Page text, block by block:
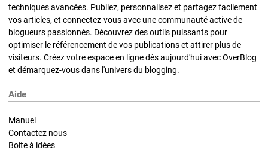
techniques avancées. Publiez, personnalisez et partagez facilement
vos articles, et connectez-vous avec une communauté active de
blogueurs passionnés. Découvrez des outils puissants pour
optimiser le référencement de vos publications et attirer plus de
visiteurs. Créez votre espace en ligne dès aujourd'hui avec OverBlog
et démarquez-vous dans l'univers du blogging.
Aide
Manuel
Contactez nous
Boite à idées